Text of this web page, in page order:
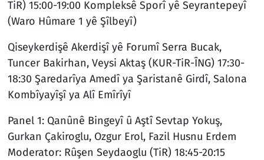
TiR) 15:00-19:00 Kompleksê Sporî yê Seyrantepeyî
(Waro Hûmare 1 yê Şîlbeyî)
Qiseykerdişê Akerdişî yê Forumî Serra Bucak,
Tuncer Bakirhan, Veysi Aktaş (KUR-TiR-ÎNG) 17:30-
18:30 Şaredarîya Amedî ya Şaristanê Girdî, Salona
Kombîyayîşî ya Alî Emîrîyî
Panel 1: Qanûnê Bingeyî û Aştî Sevtap Yokuş,
Gurkan Çakiroglu, Ozgur Erol, Fazil Husnu Erdem
Moderator: Rûşen Seydaoglu (TiR) 18:45-20:15